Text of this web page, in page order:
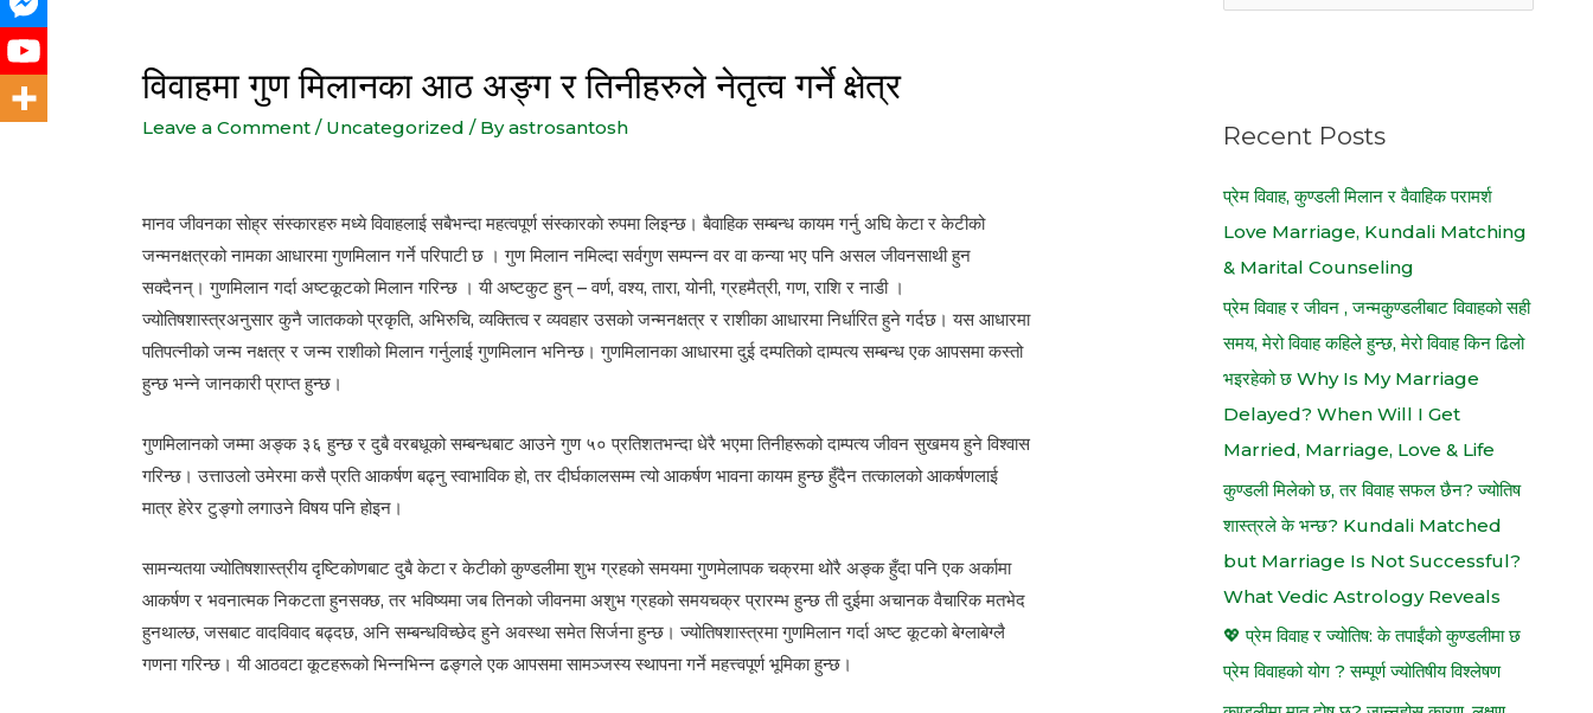
विवाहमा गुण मिलानका आठ अङ्ग र तिनीहरुले नेतृत्व गर्ने क्षेत्र
Leave a Comment / Uncategorized / Byastrosantosh
मानव जीवनका साेह्र संस्कारहरु मध्ये विवाहलाई सबैभन्दा महत्वपूर्ण संस्कारकाे रुपमा लिइन्छ। बैवाहिक सम्बन्ध कायम गर्नु अघि केटा र केटीको
जन्मनक्षत्रको नामका आधारमा गुणमिलान गर्ने परिपाटी छ । गुण मिलान नमिल्दा सर्वगुण सम्पन्न वर वा कन्या भए पनि असल जीवनसाथी हुन
सक्दैनन्। गुणमिलान गर्दा अष्टकूटको मिलान गरिन्छ । यी अष्टकुट हुन् – वर्ण, वश्य, तारा, योनी, ग्रहमैत्री, गण, राशि र नाडी ।
ज्योतिषशास्त्रअनुसार कुनै जातकको प्रकृति, अभिरुचि, व्यक्तित्व र व्यवहार उसको जन्मनक्षत्र र राशीका आधारमा निर्धारित हुने गर्दछ। यस आधारमा
पतिपत्नीको जन्म नक्षत्र र जन्म राशीको मिलान गर्नुलाई गुणमिलान भनिन्छ। गुणमिलानका आधारमा दुई दम्पतिको दाम्पत्य सम्बन्ध एक आपसमा कस्तो
हुन्छ भन्ने जानकारी प्राप्त हुन्छ।
गुणमिलानको जम्मा अङ्क ३६ हुन्छ र दुबै वरबधूको सम्बन्धबाट आउने गुण ५० प्रतिशतभन्दा धेरै भएमा तिनीहरूको दाम्पत्य जीवन सुखमय हुने विश्वास
गरिन्छ। उत्ताउलो उमेरमा कसै प्रति आकर्षण बढ्नु स्वाभाविक हो, तर दीर्घकालसम्म त्यो आकर्षण भावना कायम हुन्छ हुँदैन तत्कालको आकर्षणलाई
मात्र हेरेर टुङ्गो लगाउने विषय पनि होइन।
सामन्यतया ज्योतिषशास्त्रीय दृष्टिकोणबाट दुबै केटा र केटीको कुण्डलीमा शुभ ग्रहको समयमा गुणमेलापक चक्रमा थोरै अङ्क हुँदा पनि एक अर्कामा
आकर्षण र भवनात्मक निकटता हुनसक्छ, तर भविष्यमा जब तिनको जीवनमा अशुभ ग्रहको समयचक्र प्रारम्भ हुन्छ ती दुईमा अचानक वैचारिक मतभेद
हुनथाल्छ, जसबाट वादविवाद बढ्दछ, अनि सम्बन्धविच्छेद हुने अवस्था समेत सिर्जना हुन्छ। ज्योतिषशास्त्रमा गुणमिलान गर्दा अष्ट कूटको बेग्लाबेग्लै
गणना गरिन्छ। यी आठवटा कूटहरूको भिन्नभिन्न ढङ्गले एक आपसमा सामञ्जस्य स्थापना गर्ने महत्त्वपूर्ण भूमिका हुन्छ।
h
o
r
:
Recent Posts
प्रेम विवाह, कुण्डली मिलान र वैवाहिक परामर्श
Love Marriage, Kundali Matching
& Marital Counseling
प्रेम विवाह र जीवन , जन्मकुण्डलीबाट विवाहको सही
समय, मेरो विवाह कहिले हुन्छ, मेरो विवाह किन ढिलो
भइरहेको छ Why Is My Marriage
Delayed? When Will I Get
Married, Marriage, Love & Life
कुण्डली मिलेको छ, तर विवाह सफल छैन? ज्योतिष
शास्त्रले के भन्छ? Kundali Matched
but Marriage Is Not Successful?
What Vedic Astrology Reveals
💖 प्रेम विवाह र ज्योतिष: के तपाईंको कुण्डलीमा छ
प्रेम विवाहको योग ? सम्पूर्ण ज्योतिषीय विश्लेषण